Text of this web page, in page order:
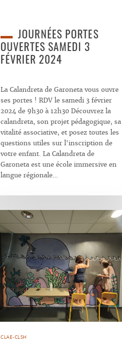
JOURNÉES PORTES
OUVERTES SAMEDI 3
FÉVRIER 2024
La Calandreta de Garoneta vous ouvre
ses portes ! RDV le samedi 3 février
2024 de 9h30 à 12h30 Découvrez la
calandreta, son projet pédagogique, sa
vitalité associative, et posez toutes les
questions utiles sur l'inscription de
votre enfant. La Calandreta de
Garoneta est une école immersive en
langue régionale…
CLAE-CLSH